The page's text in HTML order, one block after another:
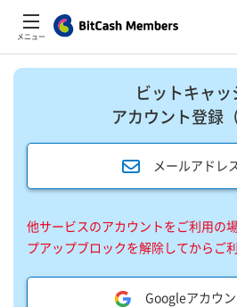
メニュー
ビットキャッ
アカウント登録​
メールアドレ
他サービスのアカウントをご利用の
プアップブロックを解除してからご
Googleアカウ